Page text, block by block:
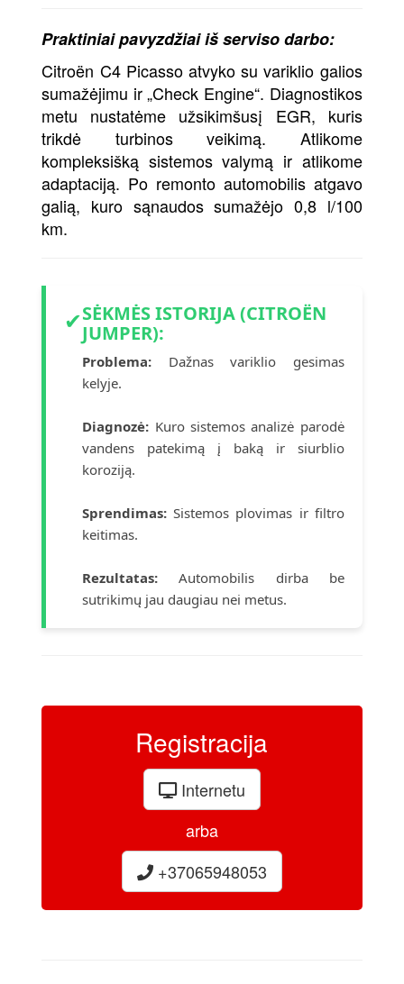
Praktiniai pavyzdžiai iš serviso darbo:
Citroën C4 Picasso atvyko su variklio galios
sumažėjimu ir „Check Engine“. Diagnostikos
metu nustatėme užsikimšusį EGR, kuris
trikdė turbinos veikimą. Atlikome
kompleksišką sistemos valymą ir atlikome
adaptaciją. Po remonto automobilis atgavo
galią, kuro sąnaudos sumažėjo 0,8 l/100
km.
✔SĖKMĖS ISTORIJA (CITROËN
JUMPER):
Problema: Dažnas variklio gesimas
kelyje.
Diagnozė: Kuro sistemos analizė parodė
vandens patekimą į baką ir siurblio
koroziją.
Sprendimas: Sistemos plovimas ir filtro
keitimas.
Rezultatas: Automobilis dirba be
sutrikimų jau daugiau nei metus.
Registracija
Internetu
arba
+37065948053